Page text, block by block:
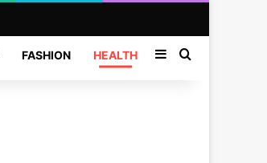
FASHION HEALTH SidebarSearch for